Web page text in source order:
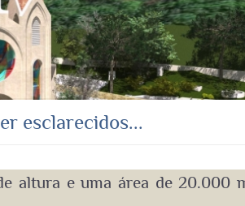
esclarecidos...
altura e uma área de 20.000